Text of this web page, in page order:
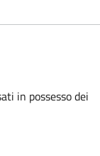
in possesso dei